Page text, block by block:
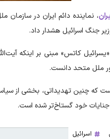
، نماینده دائم ایران در سازمان
جنگ اسرائیل هشدار داد.
«یسرائیل کاتس» مبنی بر اینکه
ملل متحد دانست.
که چنین تهدیداتی، بخشی از
جنایات خود گستاخ‌تر شده است.
اسرائیل